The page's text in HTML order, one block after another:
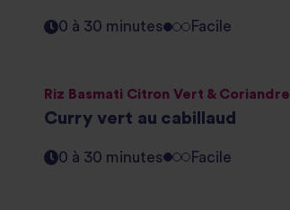
0 à 30 minutes Facile
Riz Basmati Citron Vert & Coriandre
Curry vert au cabillaud
0 à 30 minutes Facile